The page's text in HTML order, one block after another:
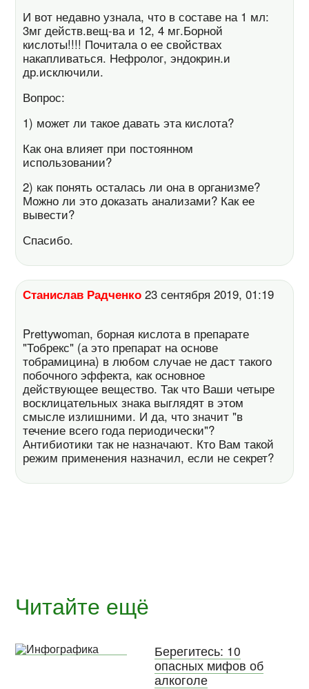
И вот недавно узнала, что в составе на 1 мл:
3мг действ.вещ-ва и 12, 4 мг.Борной
кислоты!!!! Почитала о ее свойствах
накапливаться. Нефролог, эндокрин.и
др.исключили.
Вопрос:
1) может ли такое давать эта кислота?
Как она влияет при постоянном
использовании?
2) как понять осталась ли она в организме?
Можно ли это доказать анализами? Как ее
вывести?
Спасибо.
Станислав Радченко 23 сентября 2019, 01:19
Prettywoman, борная кислота в препарате
"Тобрекс" (а это препарат на основе
тобрамицина) в любом случае не даст такого
побочного эффекта, как основное
действующее вещество. Так что Ваши четыре
восклицательных знака выглядят в этом
смысле излишними. И да, что значит "в
течение всего года периодически"?
Антибиотики так не назначают. Кто Вам такой
режим применения назначил, если не секрет?
Читайте ещё
Берегитесь: 10
опасных мифов об
алкоголе